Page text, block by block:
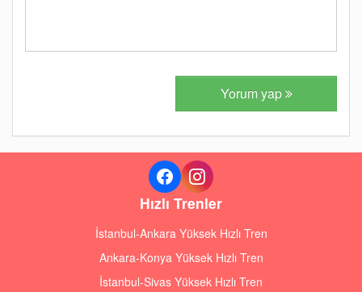
Yorum yap
Hızlı Trenler
İstanbul-Ankara Yüksek Hızlı Tren
Ankara-Konya Yüksek Hızlı Tren
İstanbul-Sivas Yüksek Hızlı Tren